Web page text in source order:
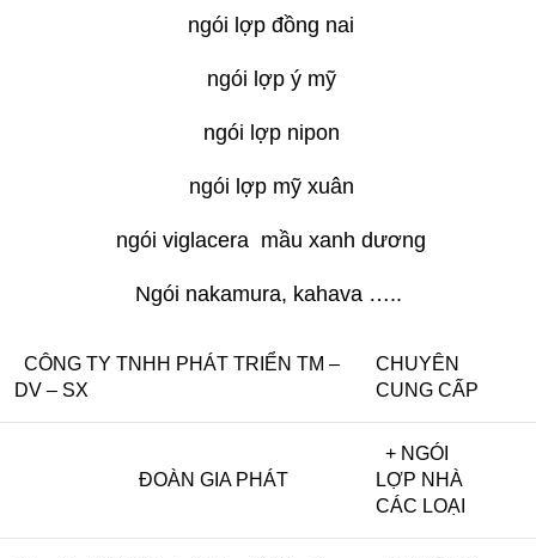
ngói lợp đồng nai
ngói lợp ý mỹ
ngói lợp nipon
ngói lợp mỹ xuân
ngói viglacera mầu xanh dương
Ngói nakamura, kahava …..
CÔNG TY TNHH PHÁT TRIỂN TM –
DV – SX
CHUYÊN
CUNG CẤP
ĐOÀN GIA PHÁT
+ NGÓI
LỢP NHÀ
CÁC LOẠI